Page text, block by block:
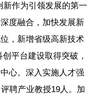
新作为引领发展的第一
度融合，加快发展新
，新增省级高新技术
平台建设取得突破，
心。深入实施人才强
聘产业教授19人。加